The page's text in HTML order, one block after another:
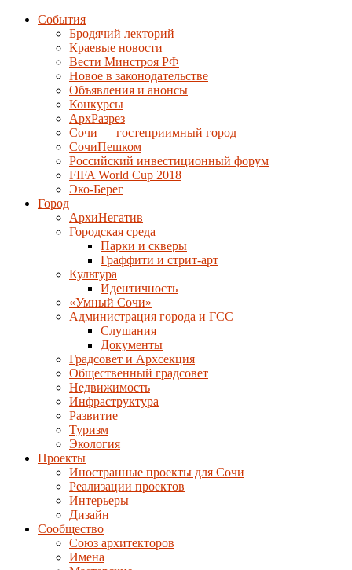
События
Бродячий лекторий
Краевые новости
Вести Минстроя РФ
Новое в законодательстве
Объявления и анонсы
Конкурсы
АрхРазрез
Сочи — гостеприимный город
СочиПешком
Российский инвестиционный форум
FIFA World Cup 2018
Эко-Берег
Город
АрхиНегатив
Городская среда
Парки и скверы
Граффити и стрит-арт
Культура
Идентичность
«Умный Сочи»
Администрация города и ГСС
Слушания
Документы
Градсовет и Архсекция
Общественный градсовет
Недвижимость
Инфраструктура
Развитие
Туризм
Экология
Проекты
Иностранные проекты для Сочи
Реализации проектов
Интерьеры
Дизайн
Сообщество
Союз архитекторов
Имена